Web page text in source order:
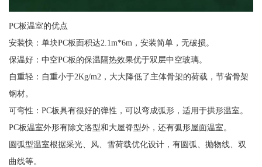
PC板温室的优点
安装快：单块PC板面积达2.1m*6m，安装简单，无破损。
保温好：中空PC板的保温隔热效果优于双层中空玻璃。
自重轻：自重小于2Kg/m2，大大降低了主体骨架的荷载，节省骨架
钢材。
可弯性：PC板具有很好的弹性，可以弯成弧形，适用于拱形温室。
PC板温室外形有除文洛型和大屋脊型外，还有弧形屋面温室。
圆弧型温室根据采光、风、雪荷载优化设计，有圆弧、抛物线、双
曲线等。